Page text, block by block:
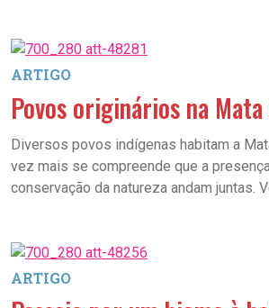
ARTIGO
Povos originários na
Diversos povos indígenas habitam a
vez mais se compreende que a
conservação da natureza andam juntas.
ARTIGO